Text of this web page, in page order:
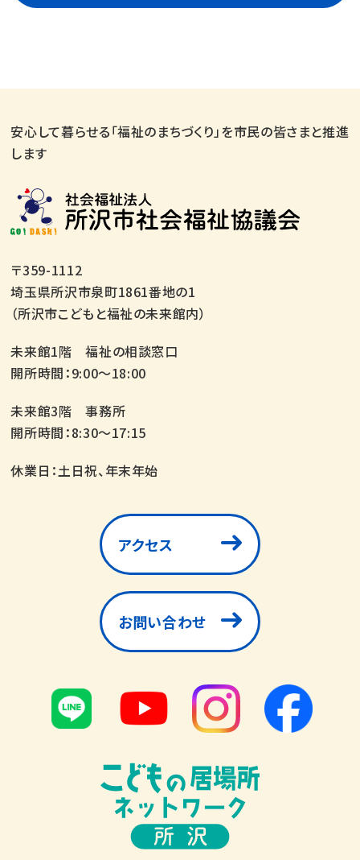
安心して暮らせる「福祉のまちづくり」を市民の皆さまと推進
します
〒359-1112
埼玉県所沢市泉町1861番地の1
（所沢市こどもと福祉の未来館内）
未来館1階 福祉の相談窓口
開所時間：9:00～18:00
未来館3階 事務所
開所時間：8:30～17:15
休業日：土日祝、年末年始
アクセス
お問い合わせ